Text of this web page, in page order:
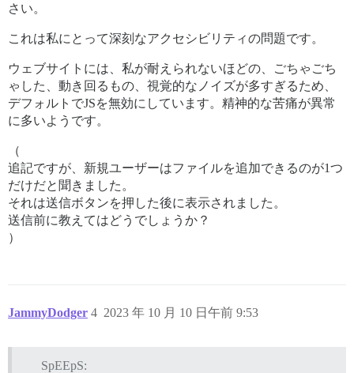
さい。
これは私にとって深刻なアクセシビリティの問題です。
ウェブサイトには、私が耐えられないほどの、ごちゃごち
ゃした、動き回るもの、視覚的なノイズが多すぎるため、
デフォルトでJSを無効にしています。精神的な苦痛が異常
に多いようです。
（
追記ですが、新規ユーザーはファイルを追加できるのが1つ
だけだと聞きました。
それは送信ボタンを押した後に表示されました。
送信前に教えてはどうでしょうか？
）
JammyDodger 2023 年 10 月 10 日午前 9:53
4
SpEEpS: